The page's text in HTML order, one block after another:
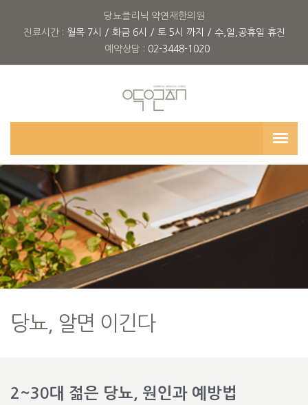
당뇨클리닉 약연재한의원
진료시간 : 월목 7시 / 화금 6시 / 토 5시 까지 / 수,일,공휴일 휴진
예약상담 : 02-3448-1020
당뇨, 알면 이긴다
2~30대 젊은 당뇨, 원인과 예방법